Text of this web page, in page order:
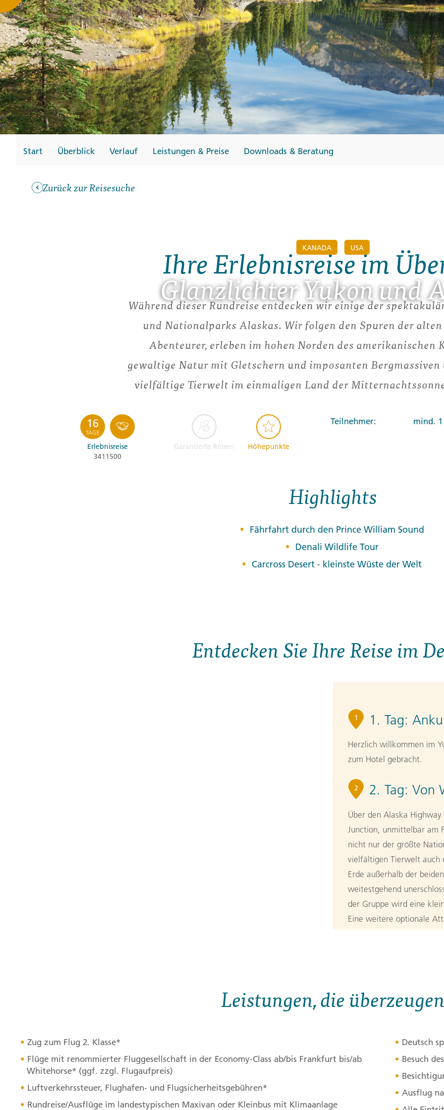
Finnland
→
Gutscheine
Messen und Veranstaltungen
Notfallteam und
Krisenmanagement
→
→
KANADA USA
Glanzlichter Yukon und
Start Überblick Verlauf Leistungen & Preise Downloads & Beratung
Zurück zur Reisesuche
Ihre Erlebnisreise im
Während dieser Rundreise entdecken wir einige der
und Nationalparks Alaskas. Wir folgen den Spuren der
Abenteurer, erleben im hohen Norden des amerikanischen
gewaltige Natur mit Gletschern und imposanten
vielfältige Tierwelt im einmaligen Land der
16
TAGE
Erlebnisreise
3411500
Garantierte Reisen Höhepunkte
Teilnehmer: mind. 1
Highlights
Fährfahrt durch den Prince William Sound
Denali Wildlife Tour
Carcross Desert - kleinste Wüste der Welt
Entdecken Sie Ihre Reise im
1 1. Tag:
Herzlich willkommen im
zum Hotel gebracht.
2 2. Tag: Von
Über den Alaska
Junction, unmittelbar am
nicht nur der größte
vielfältigen Tierwelt auch
Erde außerhalb der
weitestgehend
der Gruppe wird eine
Eine weitere optionale
Es geht zunächst
schneeweißen
bereit, manchmal
die Straße!
Einreise über Land in
werden und es wird
Leistungen, die
Zug zum Flug 2. Klasse*
Flüge mit renommierter Fluggesellschaft in der Economy-Class ab/bis Frankfurt bis/ab
Whitehorse* (ggf. zzgl. Flugaufpreis)
Luftverkehrssteuer, Flughafen- und Flugsicherheitsgebühren*
Rundreise/Ausflüge im landestypischen Maxivan oder Kleinbus mit Klimaanlage
Deutsch
Besuch
Ausflug